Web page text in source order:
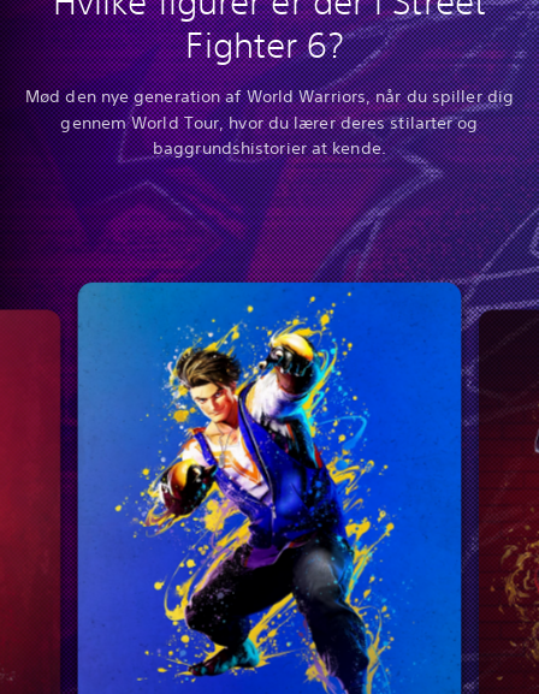
Fighter 6?
Mød den nye generation af World Warriors, når du spiller dig
gennem World Tour, hvor du lærer deres stilarter og
baggrundshistorier at kende.